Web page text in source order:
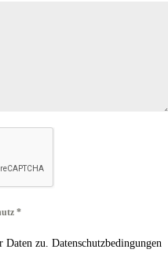
*
zu. Datenschutzbedingungen